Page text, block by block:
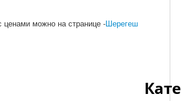
ценами можно на странице -Шерегеш